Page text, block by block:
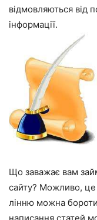
відмовляються від
інформації.
Що заважає вам
сайту? Можливо, це
лінню можна